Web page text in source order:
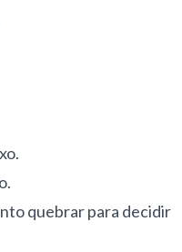
quebrar para decidir